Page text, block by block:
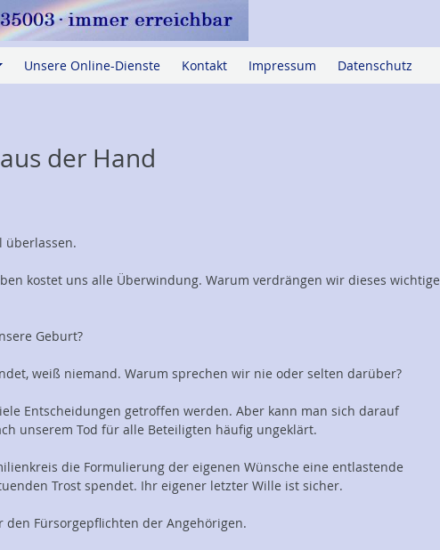
+
Unsere Online-Dienste Kontakt Impressum Datenschutz
der Hand
überlassen.
kostet uns alle Überwindung. Warum verdrängen wir dieses wichtige
Geburt?
weiß niemand. Warum sprechen wir nie oder selten darüber?
Entscheidungen getroffen werden. Aber kann man sich darauf
unserem Tod für alle Beteiligten häufig ungeklärt.
die Formulierung der eigenen Wünsche eine entlastende
Trost spendet. Ihr eigener letzter Wille ist sicher.
den Fürsorgepflichten der Angehörigen.